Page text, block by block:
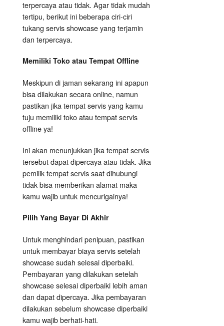
terpercaya atau tidak. Agar tidak mudah
tertipu, berikut ini beberapa ciri-ciri
tukang servis showcase yang terjamin
dan terpercaya.
Memiliki Toko atau Tempat Offline
Meskipun di jaman sekarang ini apapun
bisa dilakukan secara online, namun
pastikan jika tempat servis yang kamu
tuju memiliki toko atau tempat servis
offline ya!
Ini akan menunjukkan jika tempat servis
tersebut dapat dipercaya atau tidak. Jika
pemilik tempat servis saat dihubungi
tidak bisa memberikan alamat maka
kamu wajib untuk mencurigainya!
Pilih Yang Bayar Di Akhir
Untuk menghindari penipuan, pastikan
untuk membayar biaya servis setelah
showcase sudah selesai diperbaiki.
Pembayaran yang dilakukan setelah
showcase selesai diperbaiki lebih aman
dan dapat dipercaya. Jika pembayaran
dilakukan sebelum showcase diperbaiki
kamu wajib berhati-hati.